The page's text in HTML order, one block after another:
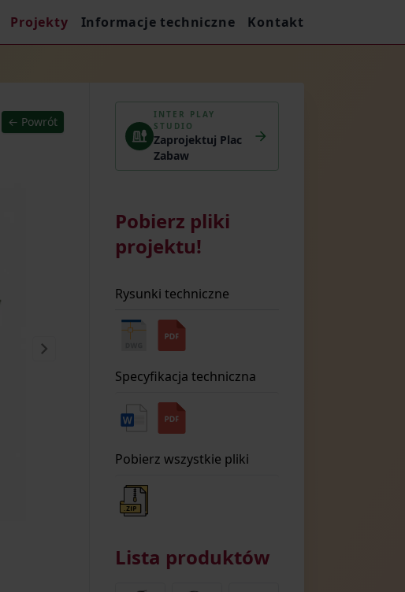
Projekty Informacje techniczne Kontakt
← Powrót
INTER PLAY
STUDIO
Zaprojektuj Plac
Zabaw
Pobierz pliki
projektu!
Rysunki techniczne
Specyfikacja techniczna
Pobierz wszystkie pliki
Lista produktów